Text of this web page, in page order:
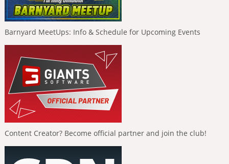
Barnyard MeetUps: Info & Schedule for Upcoming Events
Content Creator? Become official partner and join the club!